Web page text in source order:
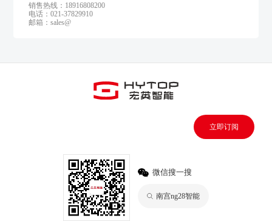
销售热线：18916808200
电话：021-37829910
邮箱：sales@
立即订阅
微信搜一搜
南宫ng28智能